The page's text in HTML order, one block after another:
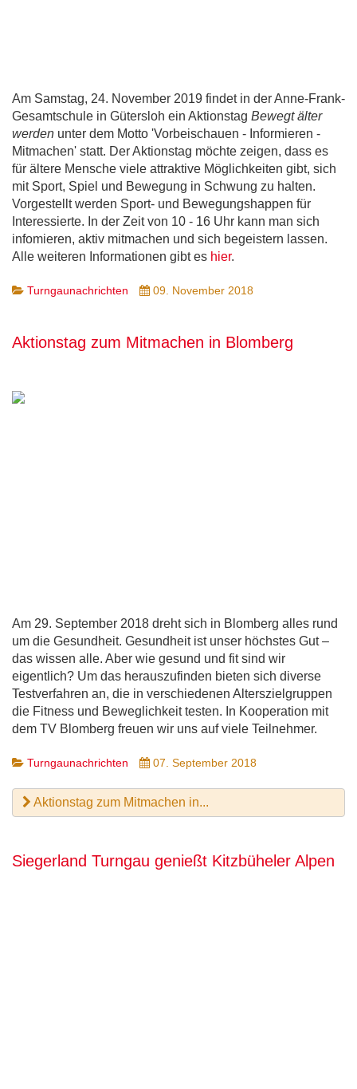
Am Samstag, 24. November 2019 findet in der Anne-Frank-
Gesamtschule in Gütersloh ein Aktionstag Bewegt älter
werden unter dem Motto 'Vorbeischauen - Informieren -
Mitmachen' statt. Der Aktionstag möchte zeigen, dass es
für ältere Mensche viele attraktive Möglichkeiten gibt, sich
mit Sport, Spiel und Bewegung in Schwung zu halten.
Vorgestellt werden Sport- und Bewegungshappen für
Interessierte. In der Zeit von 10 - 16 Uhr kann man sich
infomieren, aktiv mitmachen und sich begeistern lassen.
Alle weiteren Informationen gibt es hier.
Turngaunachrichten 09. November 2018
Aktionstag zum Mitmachen in Blomberg
Am 29. September 2018 dreht sich in Blomberg alles rund
um die Gesundheit. Gesundheit ist unser höchstes Gut –
das wissen alle. Aber wie gesund und fit sind wir
eigentlich? Um das herauszufinden bieten sich diverse
Testverfahren an, die in verschiedenen Alterszielgruppen
die Fitness und Beweglichkeit testen. In Kooperation mit
dem TV Blomberg freuen wir uns auf viele Teilnehmer.
Turngaunachrichten 07. September 2018
Aktionstag zum Mitmachen in...
Siegerland Turngau genießt Kitzbüheler Alpen